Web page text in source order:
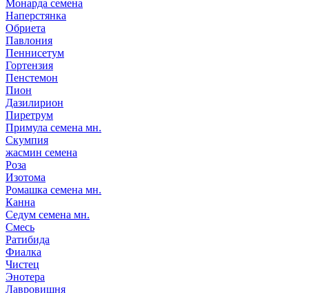
Монарда семена
Наперстянка
Обриета
Павлония
Пеннисетум
Гортензия
Пенстемон
Пион
Дазилирион
Пиретрум
Примула семена мн.
Скумпия
жасмин семена
Роза
Изотома
Ромашка семена мн.
Канна
Седум семена мн.
Смесь
Ратибида
Фиалка
Чистец
Энотера
Лавровишня